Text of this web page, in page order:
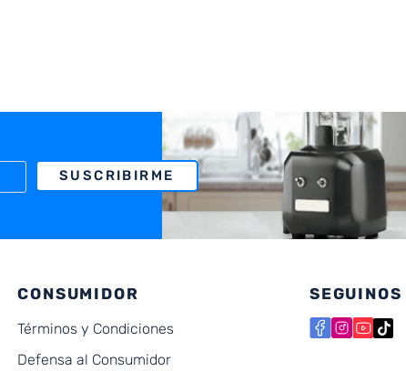
SUSCRIBIRME
CONSUMIDOR
Términos y Condiciones
Defensa al Consumidor
SEGUINOS